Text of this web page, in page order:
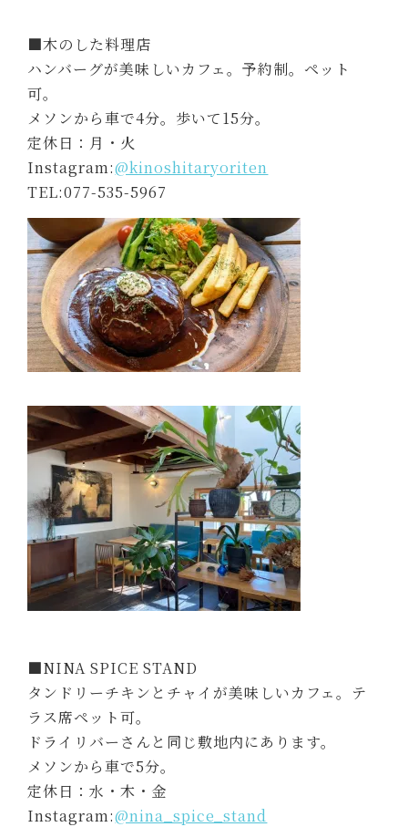
■木のした料理店
ハンバーグが美味しいカフェ。予約制。ペット
可。
メソンから車で4分。歩いて15分。
定休日：月・火
Instagram:@kinoshitaryoriten
TEL:077-535-5967
■NINA SPICE STAND
タンドリーチキンとチャイが美味しいカフェ。テ
ラス席ペット可。
ドライリバーさんと同じ敷地内にあります。
メソンから車で5分。
定休日：水・木・金
Instagram:@nina_spice_stand